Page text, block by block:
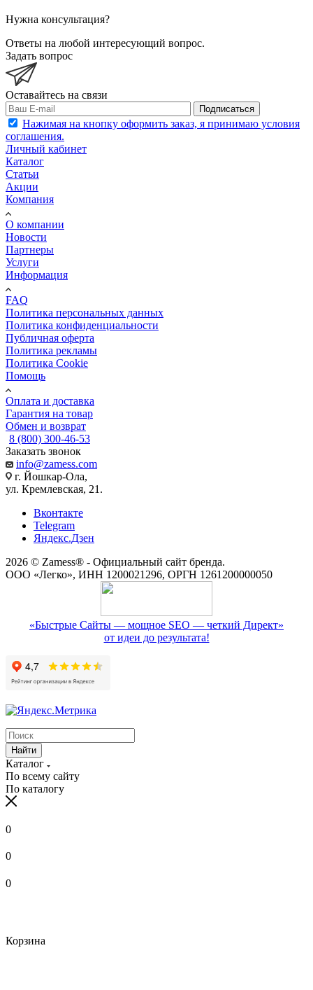
Нужна консультация?
Ответы на любой интересующий вопрос.
Задать вопрос
Оставайтесь на связи
Подписаться
Нажимая на кнопку оформить заказ, я принимаю условия
соглашения.
Личный кабинет
Каталог
Статьи
Акции
Компания
О компании
Новости
Партнеры
Услуги
Информация
FAQ
Политика персональных данных
Политика конфиденциальности
Публичная оферта
Политика рекламы
Политика Cookie
Помощь
Оплата и доставка
Гарантия на товар
Обмен и возврат
8 (800) 300-46-53
Заказать звонок
info@zamess.com
г. Йошкар-Ола,
ул. Кремлевская, 21.
Вконтакте
Telegram
Яндекс.Дзен
2026 © Zamess® - Официальный сайт бренда.
ООО «Легко», ИНН 1200021296, ОРГН 1261200000050
«Быстрые Сайты — мощное SEO — четкий Директ»
от идеи до результата!
Найти
Каталог
По всему сайту
По каталогу
0
0
0
Корзина